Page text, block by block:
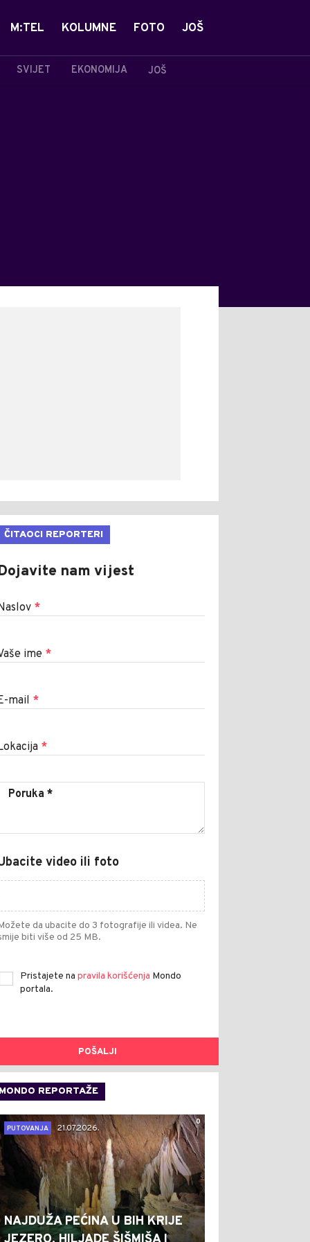
SVIJET EKONOMIJA JOŠ
M:TEL KOLUMNE FOTO JOŠ
ČITAOCI REPORTERI
nam vijest
*
ime *
mail *
*
video ili foto
da ubacite do 3 fotografije ili videa. Ne
biti više od 25 MB.
Pristajete na pravila korišćenja Mondo
portala.
POŠALJI
MONDO REPORTAŽE
0
PUTOVANJA
21.07.2026.
NAJDUŽA PEĆINA U BIH KRIJE